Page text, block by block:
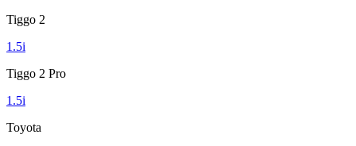
Tiggo 2
1.5i
Tiggo 2 Pro
1.5i
Toyota